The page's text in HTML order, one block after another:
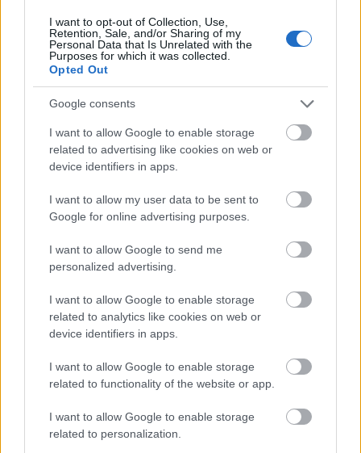
I want to opt-out of Collection, Use,
Retention, Sale, and/or Sharing of my
Personal Data that Is Unrelated with the
Purposes for which it was collected.
Opted Out
Google consents
I want to allow Google to enable storage
related to advertising like cookies on web or
device identifiers in apps.
I want to allow my user data to be sent to
Google for online advertising purposes.
I want to allow Google to send me
personalized advertising.
I want to allow Google to enable storage
related to analytics like cookies on web or
device identifiers in apps.
I want to allow Google to enable storage
related to functionality of the website or app.
I want to allow Google to enable storage
related to personalization.
SZEMBE MERSZ NÉZNI AZZAL, AKIVÉ
TERMÉSZETFELETTI ERŐK ÉS ELFELEDETT
TITKOK: ITT A SHELBY OAKS – A GONOSZ
SZÁGULDÁS, SÁRKÁNYOK, ROSSZFIÚK – A NYÁR
10 LEGKEDVELTEBB MOZIJA MAGYARORSZÁGON